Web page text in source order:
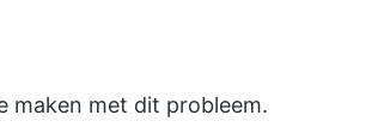
maken met dit probleem.